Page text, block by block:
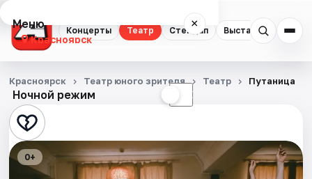
Концерты Театр Стендап Выставки
Меню ×
Красноярск
Концерты
Театр
Стендап
Выставки
Ночной режим ☾
Красноярск Театр юного зрителя Театр Путаница
0+